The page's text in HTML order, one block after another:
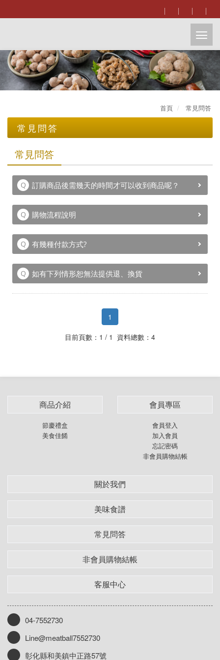
開
啟
主
選
首頁 常見問答
常見問答
購物需知
常見問答
訂購商品後需幾天的時間才可以收到商品呢？
購物流程說明
有幾種付款方式?
如有下列情形恕無法提供退、換貨
1
目前頁數：1 / 1 資料總數：4
商品介紹
節慶禮盒
美食佳餚
會員專區
會員登入
加入會員
忘記密碼
非會員購物結帳
關於我們
美味食譜
常見問答
非會員購物結帳
客服中心
04-7552730
Line@meatball7552730
彰化縣和美鎮中正路57號